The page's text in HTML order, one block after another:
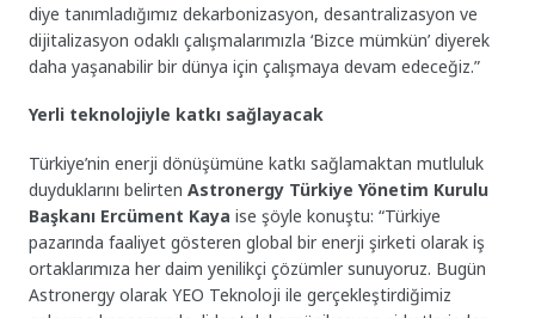
diye tanımladığımız dekarbonizasyon, desantralizasyon ve
dijitalizasyon odaklı çalışmalarımızla ‘Bizce mümkün’ diyerek
daha yaşanabilir bir dünya için çalışmaya devam edeceğiz.”
Yerli teknolojiyle katkı sağlayacak
Türkiye’nin enerji dönüşümüne katkı sağlamaktan mutluluk
duyduklarını belirtenAstronergy Türkiye Yönetim Kurulu
Başkanı Ercüment Kaya ise şöyle konuştu: “Türkiye
pazarında faaliyet gösteren global bir enerji şirketi olarak iş
ortaklarımıza her daim yenilikçi çözümler sunuyoruz. Bugün
Astronergy olarak YEO Teknoloji ile gerçekleştirdiğimiz